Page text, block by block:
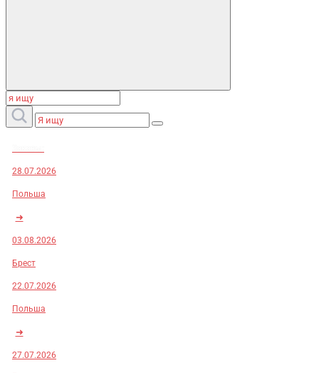
28.07.2026
Польша
➜
03.08.2026
Брест
22.07.2026
Польша
➜
27.07.2026